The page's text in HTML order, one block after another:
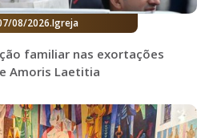
08/2026.Igreja
familiar nas exortações
Amoris Laetitia